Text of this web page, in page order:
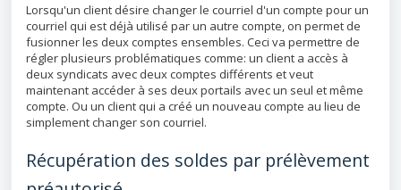
Lorsqu'un client désire changer le courriel d'un compte pour un
courriel qui est déjà utilisé par un autre compte, on permet de
fusionner les deux comptes ensembles. Ceci va permettre de
régler plusieurs problématiques comme: un client a accès à
deux syndicats avec deux comptes différents et veut
maintenant accéder à ses deux portails avec un seul et même
compte. Ou un client qui a créé un nouveau compte au lieu de
simplement changer son courriel.
Récupération des soldes par prélèvement